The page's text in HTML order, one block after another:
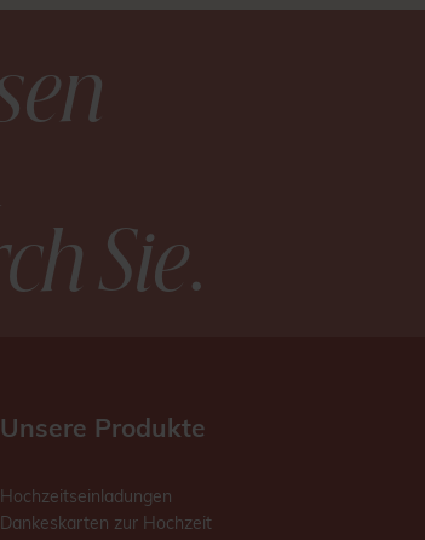
Sie.
Unsere Produkte
Hochzeitseinladungen
Dankeskarten zur Hochzeit